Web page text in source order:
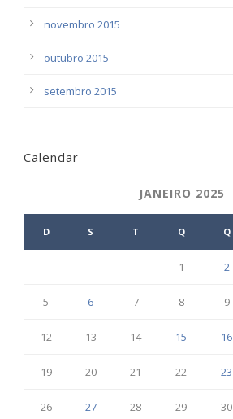
novembro 2015
outubro 2015
setembro 2015
Calendar
JANEIRO 2025
D S T Q Q
1 2
5 6 7 8 9
12 13 14 15 16
19 20 21 22 23
26 27 28 29 30